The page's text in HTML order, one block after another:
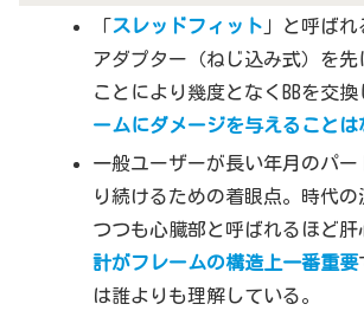
「スレッドフィット 」と呼ば
アダプター（ねじ込み式）を先
ことにより幾度となくBBを交換
ームにダメージを与えることは
一般ユーザーが長い年月のパー
り続けるための着眼点。時代の
つつも心臓部と呼ばれるほど肝
計がフレームの構造上一番重要
は誰よりも理解している。